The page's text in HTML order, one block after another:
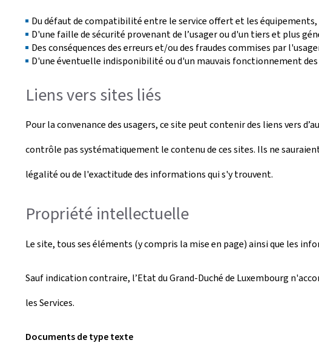
Du défaut de compatibilité entre le service offert et les
D'une faille de sécurité provenant de l’usager ou d'un tiers et plus
Des conséquences des erreurs et/ou des fraudes commises par
D'une éventuelle indisponibilité ou d'un mauvais fonctionnement
Liens vers sites liés
Pour la convenance des usagers, ce site peut contenir des liens vers
contrôle pas systématiquement le contenu de ces sites. Ils ne
légalité ou de l'exactitude des informations qui s'y trouvent.
Propriété intellectuelle
Le site, tous ses éléments (y compris la mise en page) ainsi que les
Sauf indication contraire, l’Etat du Grand-Duché de Luxembourg
les Services.
Documents de type texte